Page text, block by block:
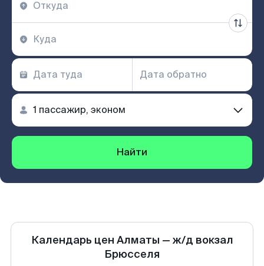
Найти
Календарь цен Алматы — ж/д вокзал
Брюсселя